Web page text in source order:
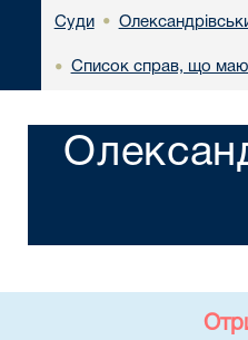
Суди •
• Список справ, що